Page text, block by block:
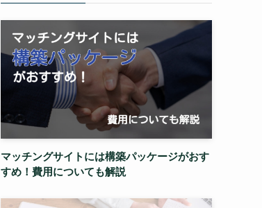
マッチングサイトには構築パッケージがおす
すめ！費用についても解説